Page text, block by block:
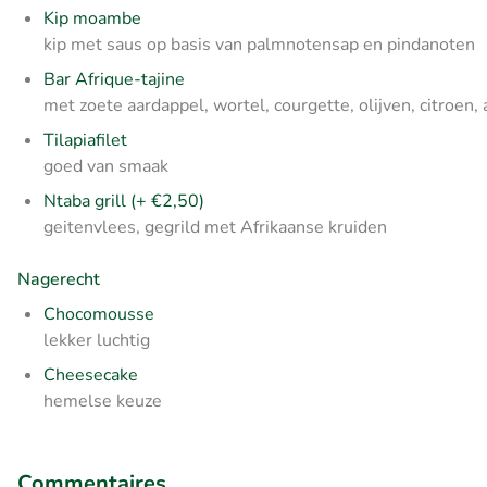
Kip moambe
kip met saus op basis van palmnotensap en pindanoten
Bar Afrique-tajine
met zoete aardappel, wortel, courgette, olijven, citroen,
Tilapiafilet
goed van smaak
Ntaba grill (+ €2,50)
geitenvlees, gegrild met Afrikaanse kruiden
Nagerecht
Chocomousse
lekker luchtig
Cheesecake
hemelse keuze